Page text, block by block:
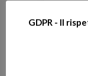
GDPR - Il